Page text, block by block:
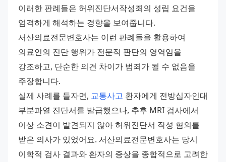
이러한 판례들은 허위진단서작성죄의 성립 요건을
엄격하게 해석하는 경향을 보여줍니다.
서산의료전문변호사는 이런 판례들을 활용하여
의료인의 진단 행위가 전문적 판단의 영역임을
강조하고, 단순한 의견 차이가 범죄가 될 수 없음을
주장합니다.
실제 사례를 들자면, 교통사고 환자에게 전방십자인대
부분파열 진단서를 발급했으나, 추후 MRI 검사에서
이상 소견이 발견되지 않아 허위진단서 작성 혐의를
받은 의사가 있었어요. 서산의료전문변호사는 당시
이학적 검사 결과와 환자의 증상을 종합적으로 고려한